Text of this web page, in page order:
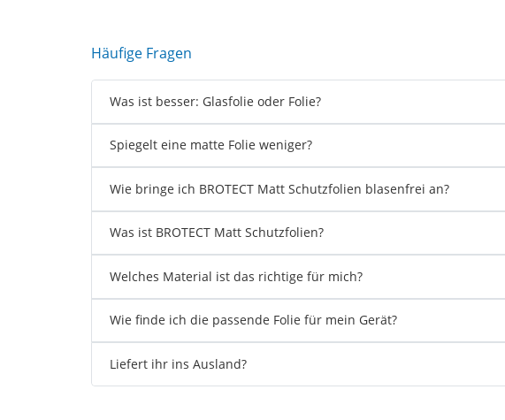
Häufige Fragen
Was ist besser: Glasfolie oder Folie?
Spiegelt eine matte Folie weniger?
Wie bringe ich BROTECT Matt Schutzfolien blasenfrei an?
Was ist BROTECT Matt Schutzfolien?
Welches Material ist das richtige für mich?
Wie finde ich die passende Folie für mein Gerät?
Liefert ihr ins Ausland?